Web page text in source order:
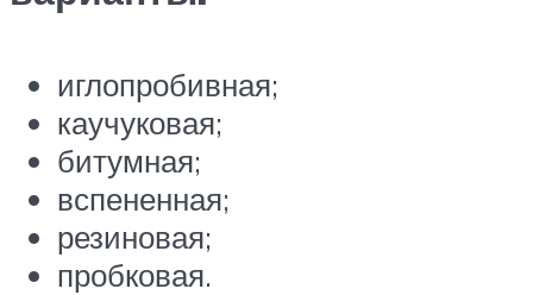
иглопробивная;
каучуковая;
битумная;
вспененная;
резиновая;
пробковая.